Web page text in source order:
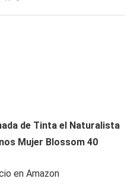
de Tinta el Naturalista
Mujer Blossom 40
en Amazon